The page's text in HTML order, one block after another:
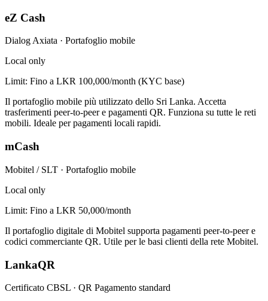
eZ Cash
Dialog Axiata · Portafoglio mobile
Local only
Limit: Fino a LKR 100,000/month (KYC base)
Il portafoglio mobile più utilizzato dello Sri Lanka. Accetta
trasferimenti peer-to-peer e pagamenti QR. Funziona su tutte le reti
mobili. Ideale per pagamenti locali rapidi.
mCash
Mobitel / SLT · Portafoglio mobile
Local only
Limit: Fino a LKR 50,000/month
Il portafoglio digitale di Mobitel supporta pagamenti peer-to-peer e
codici commerciante QR. Utile per le basi clienti della rete Mobitel.
LankaQR
Certificato CBSL · QR Pagamento standard